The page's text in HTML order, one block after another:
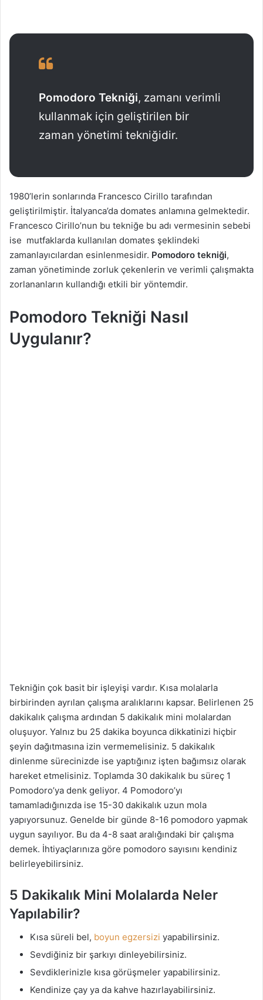
Pomodoro Tekniği, zamanı verimli
kullanmak için geliştirilen bir
zaman yönetimi tekniğidir.
1980’lerin sonlarında Francesco Cirillo tarafından
geliştirilmiştir. İtalyanca’da domates anlamına gelmektedir.
Francesco Cirillo’nun bu tekniğe bu adı vermesinin sebebi
ise mutfaklarda kullanılan domates şeklindeki
zamanlayıcılardan esinlenmesidir. Pomodoro tekniği,
zaman yönetiminde zorluk çekenlerin ve verimli çalışmakta
zorlananların kullandığı etkili bir yöntemdir.
Pomodoro Tekniği Nasıl
Uygulanır?
Tekniğin çok basit bir işleyişi vardır. Kısa molalarla
birbirinden ayrılan çalışma aralıklarını kapsar. Belirlenen 25
dakikalık çalışma ardından 5 dakikalık mini molalardan
oluşuyor. Yalnız bu 25 dakika boyunca dikkatinizi hiçbir
şeyin dağıtmasına izin vermemelisiniz. 5 dakikalık
dinlenme sürecinizde ise yaptığınız işten bağımsız olarak
hareket etmelisiniz. Toplamda 30 dakikalık bu süreç 1
Pomodoro’ya denk geliyor. 4 Pomodoro’yı
tamamladığınızda ise 15-30 dakikalık uzun mola
yapıyorsunuz. Genelde bir günde 8-16 pomodoro yapmak
uygun sayılıyor. Bu da 4-8 saat aralığındaki bir çalışma
demek. İhtiyaçlarınıza göre pomodoro sayısını kendiniz
belirleyebilirsiniz.
5 Dakikalık Mini Molalarda Neler
Yapılabilir?
Kısa süreli bel, boyun egzersizi yapabilirsiniz.
Sevdiğiniz bir şarkıyı dinleyebilirsiniz.
Sevdiklerinizle kısa görüşmeler yapabilirsiniz.
Kendinize çay ya da kahve hazırlayabilirsiniz.